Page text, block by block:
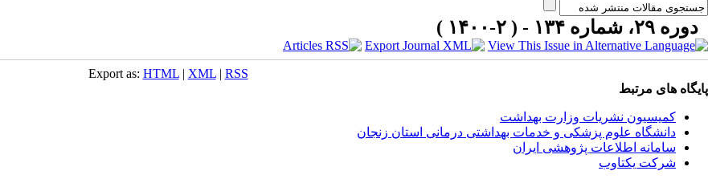
دوره ۲۹، شماره ۱۳۴ - ( ۲-۱۴۰۰ )
Export as: HTML| XML| RSS
پایگاه های مرتبط
کمیسیون نشریات وزارت بهداشت
دانشگاه‌ علوم‌ پزشکی‌ و خدمات‌ بهداشتی‌ درمانی‌ استان‌ زنجان
سامانه اطلاعات پژوهشی ایران
شرکت یکتاوب